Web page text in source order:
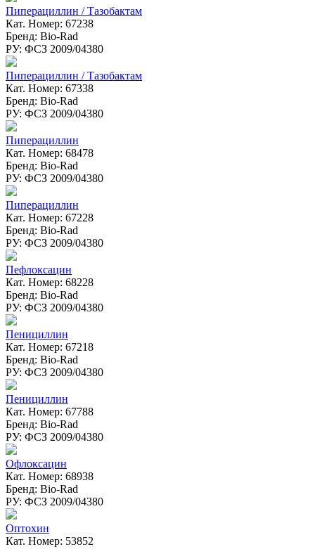
Пиперациллин / Тазобактам
Кат. Номер: 67238
Бренд: Bio-Rad
РУ: ФСЗ 2009/04380
Пиперациллин / Тазобактам
Кат. Номер: 67338
Бренд: Bio-Rad
РУ: ФСЗ 2009/04380
Пиперациллин
Кат. Номер: 68478
Бренд: Bio-Rad
РУ: ФСЗ 2009/04380
Пиперациллин
Кат. Номер: 67228
Бренд: Bio-Rad
РУ: ФСЗ 2009/04380
Пефлоксацин
Кат. Номер: 68228
Бренд: Bio-Rad
РУ: ФСЗ 2009/04380
Пенициллин
Кат. Номер: 67218
Бренд: Bio-Rad
РУ: ФСЗ 2009/04380
Пенициллин
Кат. Номер: 67788
Бренд: Bio-Rad
РУ: ФСЗ 2009/04380
Офлоксацин
Кат. Номер: 68938
Бренд: Bio-Rad
РУ: ФСЗ 2009/04380
Оптохин
Кат. Номер: 53852